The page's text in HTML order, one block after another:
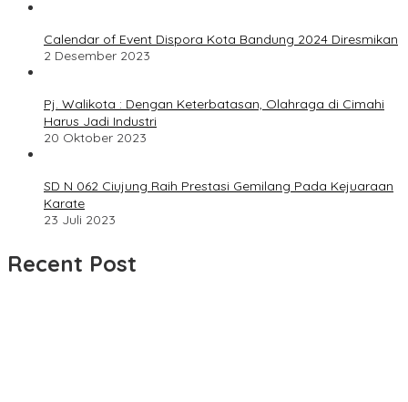
Calendar of Event Dispora Kota Bandung 2024 Diresmikan
2 Desember 2023
Pj. Walikota : Dengan Keterbatasan, Olahraga di Cimahi
Harus Jadi Industri
20 Oktober 2023
SD N 062 Ciujung Raih Prestasi Gemilang Pada Kejuaraan
Karate
23 Juli 2023
Recent Post